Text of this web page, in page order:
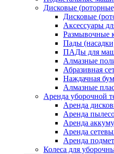
Дисковые
Дисковые
Аксессуары
Размывочные
Пады
ПАДы для
Алмазные
Абразивная
Наждачная
Алмазные
Аренда уборочной
Аренда
Аренда
Аренда
Аренда
Аренда
Колеса для